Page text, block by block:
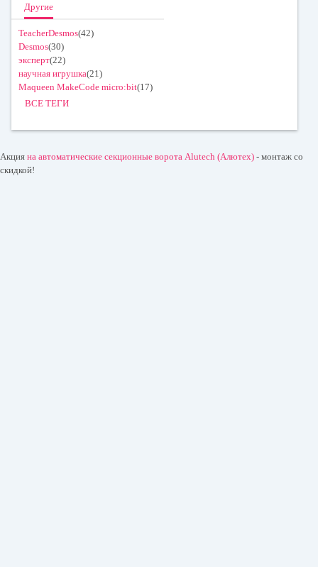
Другие
TeacherDesmos(42)
Desmos(30)
эксперт(22)
научная игрушка(21)
Maqueen MakeCode micro:bit(17)
ВСЕ ТЕГИ
Акция на автоматические секционные ворота Alutech (Алютех) - монтаж со
скидкой!